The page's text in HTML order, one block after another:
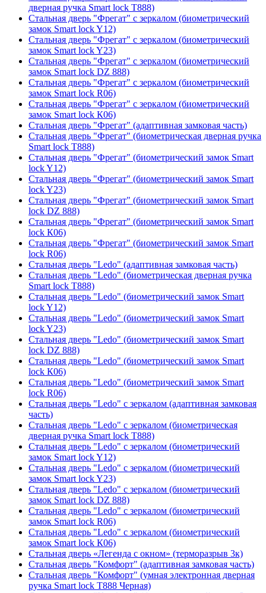
дверная ручка Smart lock T888)
Стальная дверь "Фрегат" с зеркалом (биометрический
замок Smart lock Y12)
Стальная дверь "Фрегат" с зеркалом (биометрический
замок Smart lock Y23)
Стальная дверь "Фрегат" с зеркалом (биометрический
замок Smart lock DZ 888)
Стальная дверь "Фрегат" с зеркалом (биометрический
замок Smart lock R06)
Стальная дверь "Фрегат" с зеркалом (биометрический
замок Smart lock К06)
Стальная дверь "Фрегат" (адаптивная замковая часть)
Стальная дверь "Фрегат" (биометрическая дверная ручка
Smart lock T888)
Стальная дверь "Фрегат" (биометрический замок Smart
lock Y12)
Стальная дверь "Фрегат" (биометрический замок Smart
lock Y23)
Стальная дверь "Фрегат" (биометрический замок Smart
lock DZ 888)
Стальная дверь "Фрегат" (биометрический замок Smart
lock К06)
Стальная дверь "Фрегат" (биометрический замок Smart
lock R06)
Стальная дверь "Ledo" (адаптивная замковая часть)
Стальная дверь "Ledo" (биометрическая дверная ручка
Smart lock T888)
Стальная дверь "Ledo" (биометрический замок Smart
lock Y12)
Стальная дверь "Ledo" (биометрический замок Smart
lock Y23)
Стальная дверь "Ledo" (биометрический замок Smart
lock DZ 888)
Стальная дверь "Ledo" (биометрический замок Smart
lock К06)
Стальная дверь "Ledo" (биометрический замок Smart
lock R06)
Стальная дверь "Ledo" с зеркалом (адаптивная замковая
часть)
Стальная дверь "Ledo" с зеркалом (биометрическая
дверная ручка Smart lock T888)
Стальная дверь "Ledo" с зеркалом (биометрический
замок Smart lock Y12)
Стальная дверь "Ledo" с зеркалом (биометрический
замок Smart lock Y23)
Стальная дверь "Ledo" с зеркалом (биометрический
замок Smart lock DZ 888)
Стальная дверь "Ledo" с зеркалом (биометрический
замок Smart lock R06)
Стальная дверь "Ledo" с зеркалом (биометрический
замок Smart lock К06)
Стальная дверь «Легенда с окном» (терморазрыв 3к)
Стальная дверь "Комфорт" (адаптивная замковая часть)
Стальная дверь "Комфорт" (умная электронная дверная
ручка Smart lock T888 Черная)